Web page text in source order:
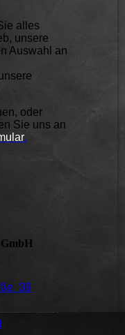
alles
unsere
Auswahl an
oder
Sie uns an
.
GmbH
39